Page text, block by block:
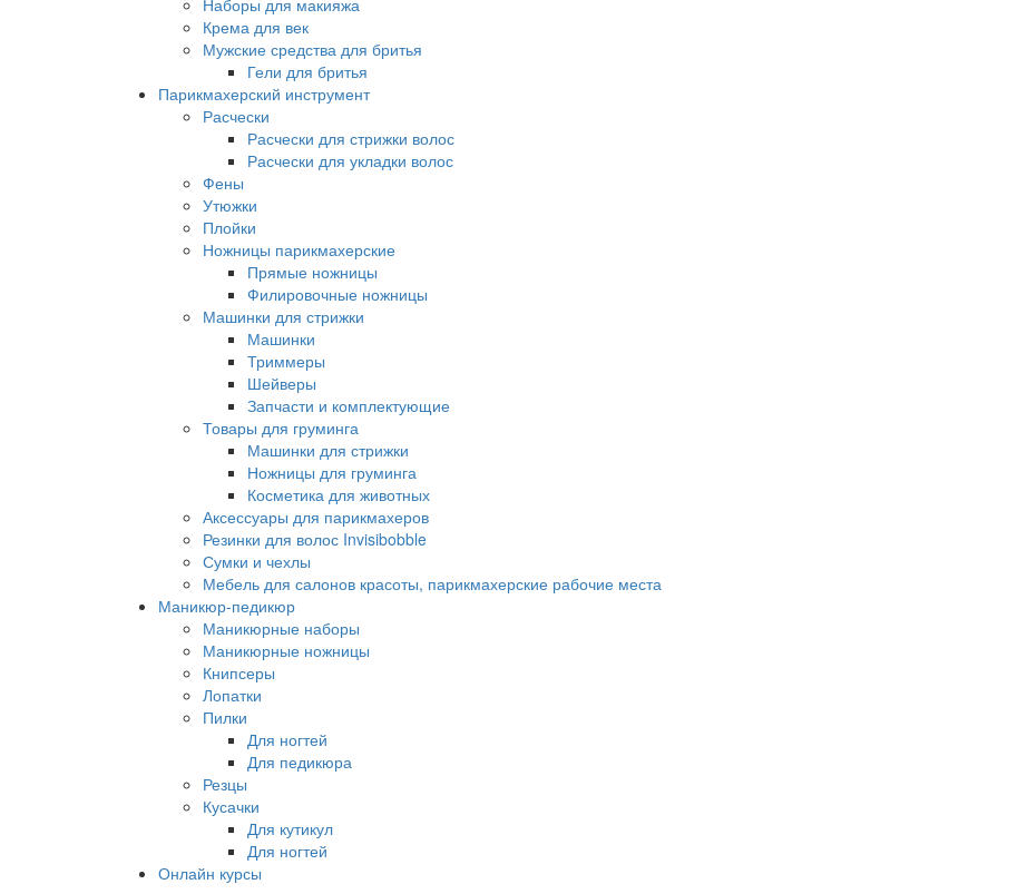
Наборы для макияжа
Крема для век
Мужские средства для бритья
Гели для бритья
Парикмахерский инструмент
Расчески
Расчески для стрижки волос
Расчески для укладки волос
Фены
Утюжки
Плойки
Ножницы парикмахерские
Прямые ножницы
Филировочные ножницы
Машинки для стрижки
Машинки
Триммеры
Шейверы
Запчасти и комплектующие
Товары для груминга
Машинки для стрижки
Ножницы для груминга
Косметика для животных
Аксессуары для парикмахеров
Резинки для волос Invisibobble
Сумки и чехлы
Мебель для салонов красоты, парикмахерские рабочие места
Маникюр-педикюр
Маникюрные наборы
Маникюрные ножницы
Книпсеры
Лопатки
Пилки
Для ногтей
Для педикюра
Резцы
Кусачки
Для кутикул
Для ногтей
Онлайн курсы